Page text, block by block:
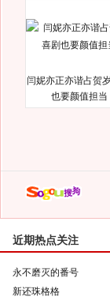
闫妮亦正亦谐占贺
也要颜值担当
近期热点关注
永不磨灭的番号
新还珠格格